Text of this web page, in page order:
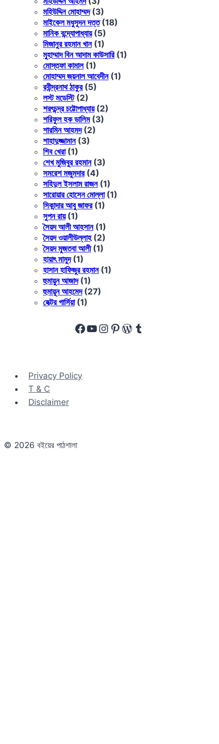
মহিউদ্দিন মোহাম্মদ(3)
মাইকেল মধুসূদন দত্ত(18)
মানিক বন্দ্যোপাধ্যায়(5)
মিজানুর রহমান খান(1)
মুহাম্মাদ বিন আদাম কাউসারি(1)
মোস্তফা কামাল(1)
মোহাম্মদ জয়নাল আবেদীন(1)
রবীন্দ্রনাথ ঠাকুর(5)
লস্ট মডেস্টি(2)
শরৎচন্দ্র চট্টোপাধ্যায়(2)
শরিফুল হক ডালিম(3)
শারমিন আহমদ(2)
শাহাদুজ্জামান(3)
শিব খেরা(1)
শেখ মুজিবুর রহমান(3)
সমরেশ মজুমদার(4)
সহিদুল ইসলাম রাজন(1)
সারোয়ার হোসেন মোল্লা(1)
সিকান্দার আবু জাফর(1)
সুপন রায়(1)
সৈয়দ আলী আহসান(1)
সৈয়দ ওয়ালীউল্লাহ(2)
সৈয়দ মুজতবা আলী(1)
হায়াৎ মামুদ(1)
হাসান হাফিজুর রহমান(1)
হুমায়ুন আজাদ(1)
হুমায়ূন আহমেদ(27)
হেক্টর গার্সিয়া(1)
Facebook
YouTube
Instagram
Pinterest
WordPress
Tumblr
Privacy Policy
T & C
Disclaimer
© 2026 বইয়ের পাঠশালা